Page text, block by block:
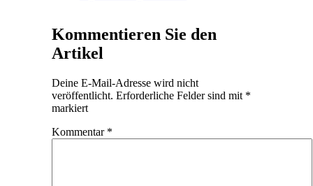
Kommentieren Sie den
Artikel
Deine E-Mail-Adresse wird nicht
veröffentlicht. Erforderliche Felder sind mit *
markiert
Kommentar *